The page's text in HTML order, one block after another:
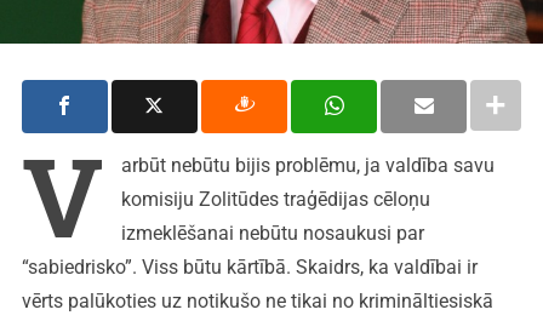
V
arbūt nebūtu bijis problēmu, ja valdība savu
komisiju Zolitūdes traģēdijas cēloņu
izmeklēšanai nebūtu nosaukusi par
“sabiedrisko”. Viss būtu kārtībā. Skaidrs, ka valdībai ir
vērts palūkoties uz notikušo ne tikai no krimināltiesiskā